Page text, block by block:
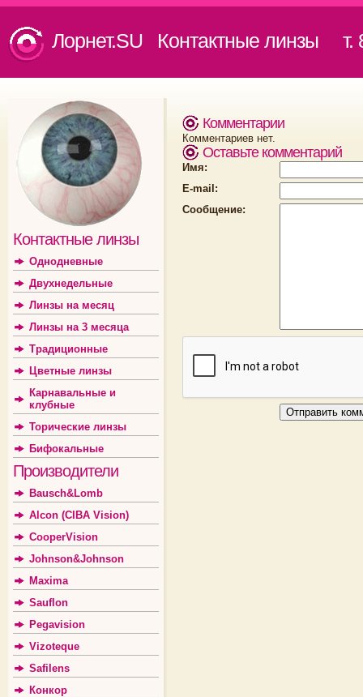
Лорнет.SU Контактные линзы т.
Контактные линзы
Однодневные
Двухнедельные
Линзы на месяц
Линзы на 3 месяца
Традиционные
Цветные линзы
Карнавальные и
клубные
Торические линзы
Бифокальные
Производители
Bausch&Lomb
Alcon (CIBA Vision)
CooperVision
Johnson&Johnson
Maxima
Sauflon
Pegavision
Vizoteque
Safilens
Конкор
Комментарии
Комментариев нет.
Оставьте комментарий
Имя:
E-mail:
Сообщение: